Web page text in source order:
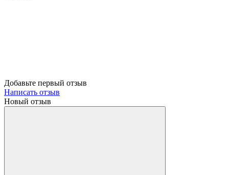
Добавьте первый отзыв
Написать отзыв
Новый отзыв